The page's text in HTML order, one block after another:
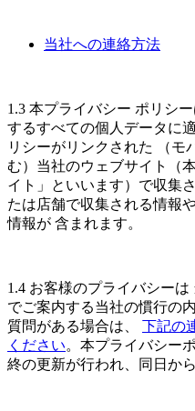
当社への連絡方法
1.3 本プライバシー ポリシ
するすべての個人データに
リシーがリンクされた （モ
む）当社のウェブサイト（
イト」といいます）で収集
たは店舗で収集される情報
情報が 含まれます。
1.4 お客様のプライバシー
でご案内する当社の慣行の
質問がある場合は、 下記の
ください。本プライバシー
終の更新が行われ、同日か